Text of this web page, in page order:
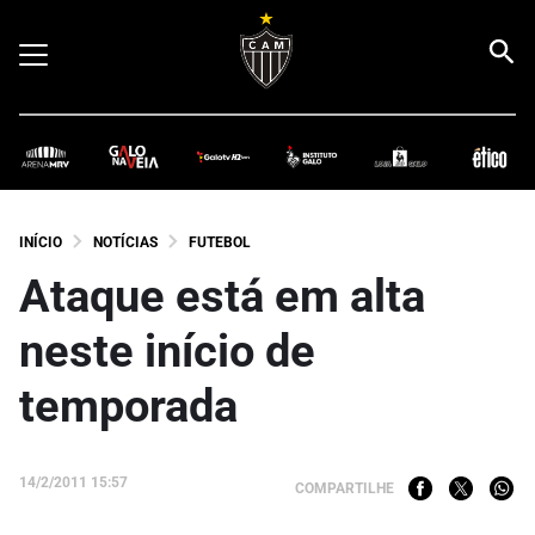
INÍCIO NOTÍCIAS FUTEBOL
Ataque está em alta
neste início de
temporada
14/2/2011 15:57 COMPARTILHE